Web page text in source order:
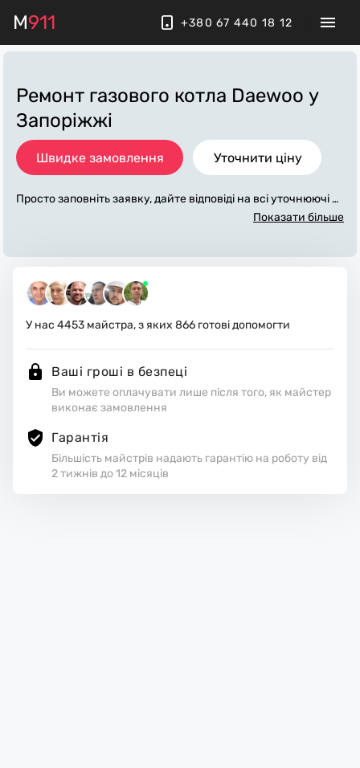
M911 +380 67 440 18 12
Ремонт газового котла Daewoo у
Запоріжжі
Швидке замовлення Уточнити ціну
Просто заповніть заявку, дайте відповіді на всі уточнюючі за
питання по «ремонт газового котла daewoo». Ми зв'яжемос
атеріали. Виконавці стежать за чистотою та прибирають ро
боче місце.
Показати більше
У нас 4453 майстра, з яких 866 готові допомогти
Ваші гроші в безпеці
Ви можете оплачувати лише після того, як майстер
виконає замовлення
Гарантія
Більшість майстрів надають гарантію на роботу від
2 тижнів до 12 місяців